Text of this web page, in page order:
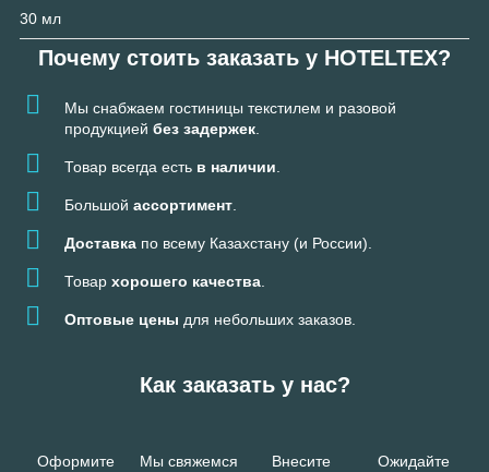
30 мл
Почему стоить заказать у HOTELTEX?
Мы снабжаем гостиницы текстилем и разовой
продукцией без задержек.
Товар всегда есть в наличии.
Большой ассортимент.
Доставка по всему Казахстану (и России).
Товар хорошего качества.
Оптовые цены для небольших заказов.
Как заказать у нас?
Оформите
Мы свяжемся
Внесите
Ожидайте